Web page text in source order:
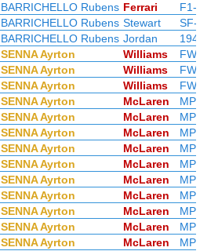
BARRICHELLO Rubens Ferrari
F1-
BARRICHELLO Rubens Stewart
SF-
BARRICHELLO Rubens Jordan
194
SENNA Ayrton Williams
SENNA Ayrton Williams
SENNA Ayrton Williams
SENNA Ayrton McLaren
SENNA Ayrton McLaren
SENNA Ayrton McLaren
SENNA Ayrton McLaren
SENNA Ayrton McLaren
SENNA Ayrton McLaren
SENNA Ayrton McLaren
SENNA Ayrton McLaren
SENNA Ayrton McLaren
SENNA Ayrton McLaren